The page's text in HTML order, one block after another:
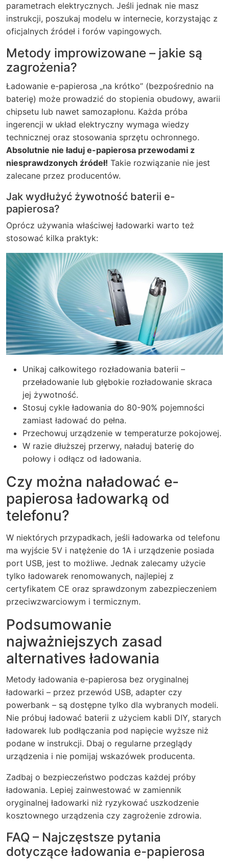
parametrach elektrycznych. Jeśli jednak nie masz
instrukcji, poszukaj modelu w internecie, korzystając z
oficjalnych źródeł i forów vapingowych.
Metody improwizowane – jakie są
zagrożenia?
Ładowanie e-papierosa „na krótko” (bezpośrednio na
baterię) może prowadzić do stopienia obudowy, awarii
chipsetu lub nawet samozapłonu. Każda próba
ingerencji w układ elektryczny wymaga wiedzy
technicznej oraz stosowania sprzętu ochronnego.
Absolutnie nie ładuj e-papierosa przewodami z
niesprawdzonych źródeł! Takie rozwiązanie nie jest
zalecane przez producentów.
Jak wydłużyć żywotność baterii e-
papierosa?
Oprócz używania właściwej ładowarki warto też
stosować kilka praktyk:
Unikaj całkowitego rozładowania baterii –
przeładowanie lub głębokie rozładowanie skraca
jej żywotność.
Stosuj cykle ładowania do 80-90% pojemności
zamiast ładować do pełna.
Przechowuj urządzenie w temperaturze pokojowej.
W razie dłuższej przerwy, naładuj baterię do
połowy i odłącz od ładowania.
Czy można naładować e-
papierosa ładowarką od
telefonu?
W niektórych przypadkach, jeśli ładowarka od telefonu
ma wyjście 5V i natężenie do 1A i urządzenie posiada
port USB, jest to możliwe. Jednak zalecamy użycie
tylko ładowarek renomowanych, najlepiej z
certyfikatem CE oraz sprawdzonym zabezpieczeniem
przeciwzwarciowym i termicznym.
Podsumowanie
najważniejszych zasad
alternatives ładowania
Metody ładowania e-papierosa bez oryginalnej
ładowarki – przez przewód USB, adapter czy
powerbank – są dostępne tylko dla wybranych modeli.
Nie próbuj ładować baterii z użyciem kabli DIY, starych
ładowarek lub podłączania pod napięcie wyższe niż
podane w instrukcji. Dbaj o regularne przeglądy
urządzenia i nie pomijaj wskazówek producenta.
Zadbaj o bezpieczeństwo podczas każdej próby
ładowania. Lepiej zainwestować w zamiennik
oryginalnej ładowarki niż ryzykować uszkodzenie
kosztownego urządzenia czy zagrożenie zdrowia.
FAQ – Najczęstsze pytania
dotyczące ładowania e-papierosa